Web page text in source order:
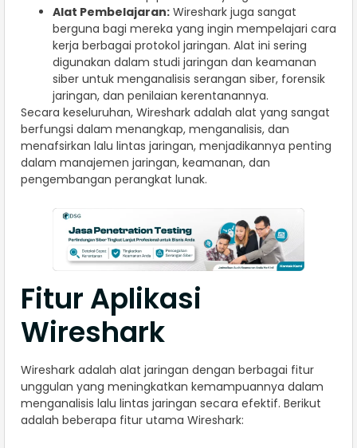
Alat Pembelajaran: Wireshark juga sangat
berguna bagi mereka yang ingin mempelajari cara
kerja berbagai protokol jaringan. Alat ini sering
digunakan dalam studi jaringan dan keamanan
siber untuk menganalisis serangan siber, forensik
jaringan, dan penilaian kerentanannya.
Secara keseluruhan, Wireshark adalah alat yang sangat
berfungsi dalam menangkap, menganalisis, dan
menafsirkan lalu lintas jaringan, menjadikannya penting
dalam manajemen jaringan, keamanan, dan
pengembangan perangkat lunak.
Fitur Aplikasi
Wireshark
Wireshark adalah alat jaringan dengan berbagai fitur
unggulan yang meningkatkan kemampuannya dalam
menganalisis lalu lintas jaringan secara efektif. Berikut
adalah beberapa fitur utama Wireshark: